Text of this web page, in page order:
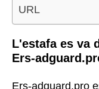
URL
L'estafa es va
Ers-
Ers-adguard.pro